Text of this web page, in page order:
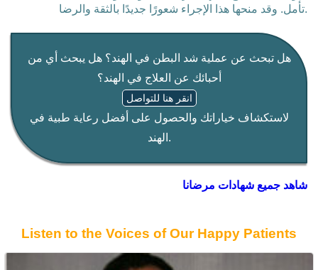
تأمل. وقد منحها هذا الإجراء شعورًا جديدًا بالثقة والرضا.
هل تبحث عن عملية شد البطن في الهند؟ هل يبحث أي من
أحبائك عن العلاج في الهند؟
انقر هنا للتواصل
لاستكشاف خياراتك والحصول على أفضل رعاية طبية في
الهند.
شاهد جميع شهادات مرضانا
Listen to the Voices of Our Happy Patients